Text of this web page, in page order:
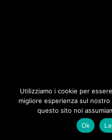
by
Utilizziamo i cookie per
migliore esperienza sul
questo sito noi
Ok